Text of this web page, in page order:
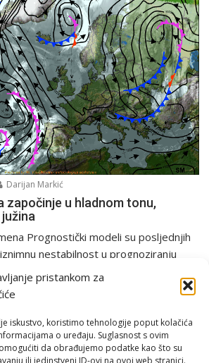
pristankom za
iskustvo, koristimo tehnologije poput kolačića
o uređaju. Suglasnost s ovim
da obrađujemo podatke kao što su
ili jedinstveni ID-ovi na ovoj web stranici.
Darijan Markić
započinje u hladnom tonu,
Prognostički modeli su posljednjih
nestabilnost u prognoziranju
modeli